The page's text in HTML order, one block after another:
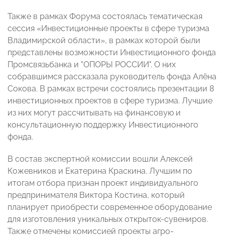
Также в рамках Форума состоялась тематическая
сессия «Инвестиционные проекты в сфере туризма
Владимирской области», в рамках которой были
представлены возможности Инвестиционного фонда
Промсвязьбанка и "ОПОРЫ РОССИИ". О них
собравшимся рассказала руководитель фонда Алёна
Сокова. В рамках встречи состоялись презентации 8
инвестиционных проектов в сфере туризма. Лучшие
из них могут рассчитывать на финансовую и
консультационную поддержку Инвестиционного
фонда.
В состав экспертной комиссии вошли Алексей
Кожевников и Екатерина Краскина. Лучшим по
итогам отбора признан проект индивидуального
предпринимателя Виктора Костина, который
планирует приобрести современное оборудование
для изготовления уникальных открыток-сувениров.
Также отмечены комиссией проекты агро-